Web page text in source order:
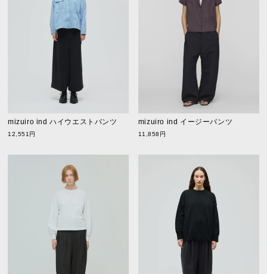
mizuiro ind ハイウエストパンツ
12,551円
mizuiro ind イージーパンツ
11,858円